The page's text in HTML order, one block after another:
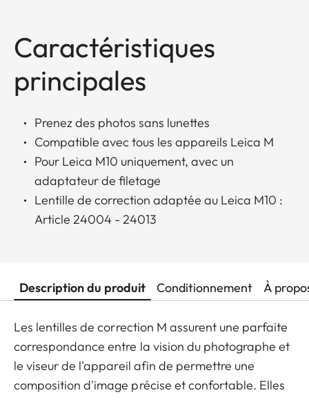
Caractéristiques
principales
Prenez des photos sans lunettes
Compatible avec tous les appareils Leica M
Pour Leica M10 uniquement, avec un
adaptateur de filetage
Lentille de correction adaptée au Leica M10 :
Article 24004 - 24013
Description du produit Conditionnement À
Les lentilles de correction M assurent une parfaite
correspondance entre la vision du photographe et
le viseur de l'appareil afin de permettre une
composition d'image précise et confortable. Elles